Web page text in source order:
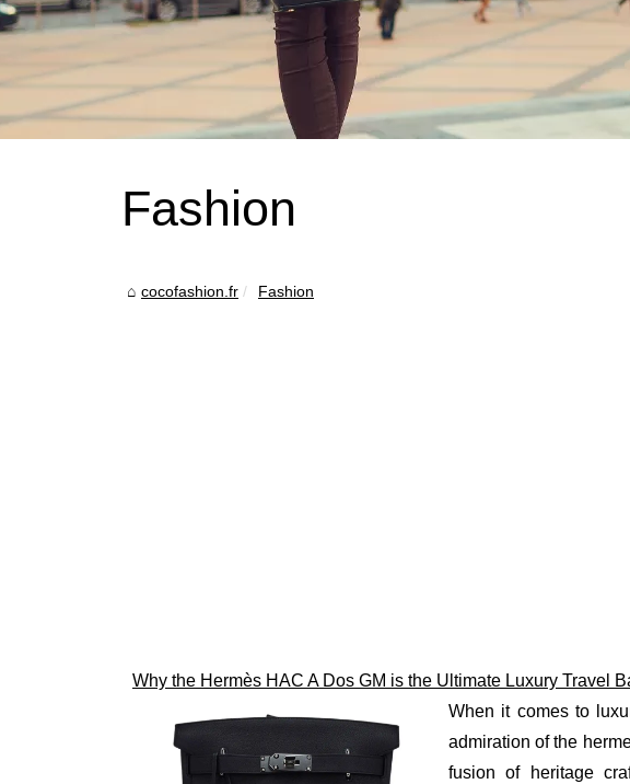
Fashion
cocofashion.fr Fashion
Why the Hermès HAC A Dos GM is the Ultimate Luxury Travel
When it comes to
admiration of the
fusion of heritage